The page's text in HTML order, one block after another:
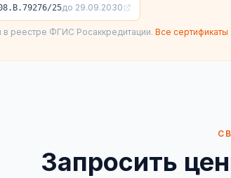
25до 29.09.2030
реестре ФГИС Росаккредитации. Все
Запросить